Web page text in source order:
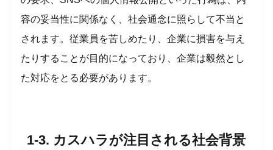
容の妥当性に関係なく、社会通念に照らして不当と
されます。従業員を苦しめたり、企業に損害を与え
たりすることが目的になっており、企業は毅然とし
た対応をとる必要があります。
1-3. カスハラが注目される社会背景